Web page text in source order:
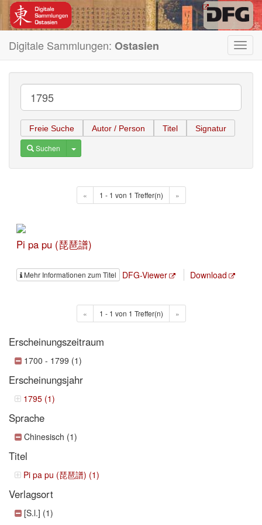
Digitale Sammlungen: Ostasien
Freie Suche Autor / Person Titel Signatur
Suchen Toggle Dropdown
« 1 - 1 von 1 Treffer(n) »
Pi pa pu (琵琶譜)
Mehr Informationen zum Titel DFG-Viewer Download
« 1 - 1 von 1 Treffer(n) »
Erscheinungszeitraum
1700 - 1799 (1)
Erscheinungsjahr
1795 (1)
Sprache
Chinesisch (1)
Titel
Pi pa pu (琵琶譜) (1)
Verlagsort
[S.l.] (1)